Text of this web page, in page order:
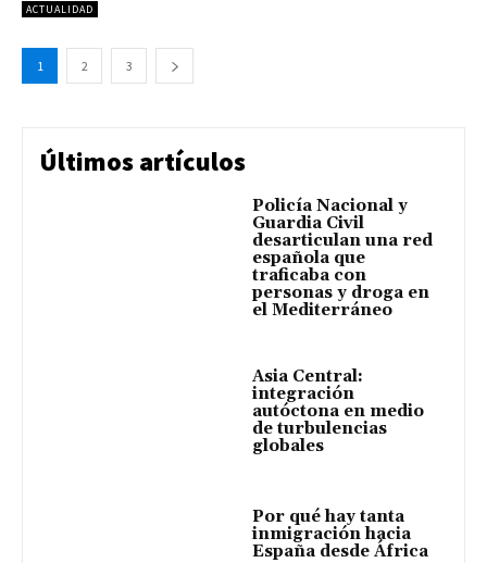
ACTUALIDAD
1 2 3
Últimos artículos
Policía Nacional y
Guardia Civil
desarticulan una red
española que
traficaba con
personas y droga en
el Mediterráneo
Asia Central:
integración
autóctona en medio
de turbulencias
globales
Por qué hay tanta
inmigración hacia
España desde África